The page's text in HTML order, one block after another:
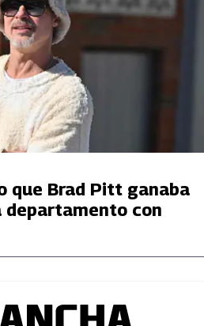
que Brad Pitt ganaba
departamento con